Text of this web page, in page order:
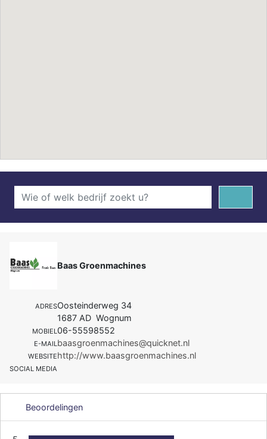
Baas Groenmachines
ADRESOosteinderweg 34
1687 AD Wognum
MOBIEL06-55598552
E-MAILbaasgroenmachines@quicknet.nl
WEBSITEhttp://www.baasgroenmachines.nl
SOCIAL MEDIA
Beoordelingen